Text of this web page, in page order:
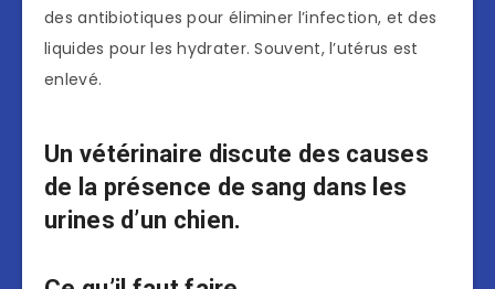
des antibiotiques pour éliminer l’infection, et des
liquides pour les hydrater. Souvent, l’utérus est
enlevé.
Un vétérinaire discute des causes
de la présence de sang dans les
urines d’un chien.